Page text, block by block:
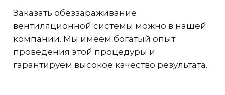
Заказать обеззараживание
вентиляционной системы можно в нашей
компании. Мы имеем богатый опыт
проведения этой процедуры и
гарантируем высокое качество результата.